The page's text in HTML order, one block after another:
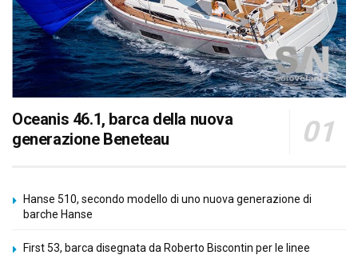
Oceanis 46.1, barca della nuova
generazione Beneteau
Hanse 510, secondo modello di uno nuova generazione di
barche Hanse
First 53, barca disegnata da Roberto Biscontin per le linee